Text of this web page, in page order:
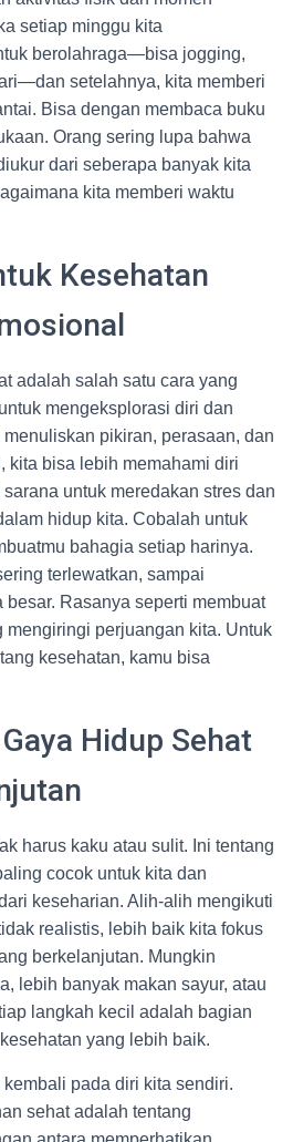
setiap minggu kita
berolahraga—bisa jogging,
setelahnya, kita memberi
Bisa dengan membaca buku
Orang sering lupa bahwa
dari seberapa banyak kita
kita memberi waktu
Kesehatan
adalah salah satu cara yang
mengeksplorasi diri dan
pikiran, perasaan, dan
kita bisa lebih memahami diri
untuk meredakan stres dan
hidup kita. Cobalah untuk
bahagia setiap harinya.
terlewatkan, sampai
Rasanya seperti membuat
mengiringi perjuangan kita. Untuk
kesehatan, kamu bisa
Hidup Sehat
harus kaku atau sulit. Ini tentang
cocok untuk kita dan
keseharian. Alih-alih mengikuti
realistis, lebih baik kita fokus
berkelanjutan. Mungkin
lebih banyak makan sayur, atau
langkah kecil adalah bagian
yang lebih baik.
pada diri kita sendiri.
sehat adalah tentang